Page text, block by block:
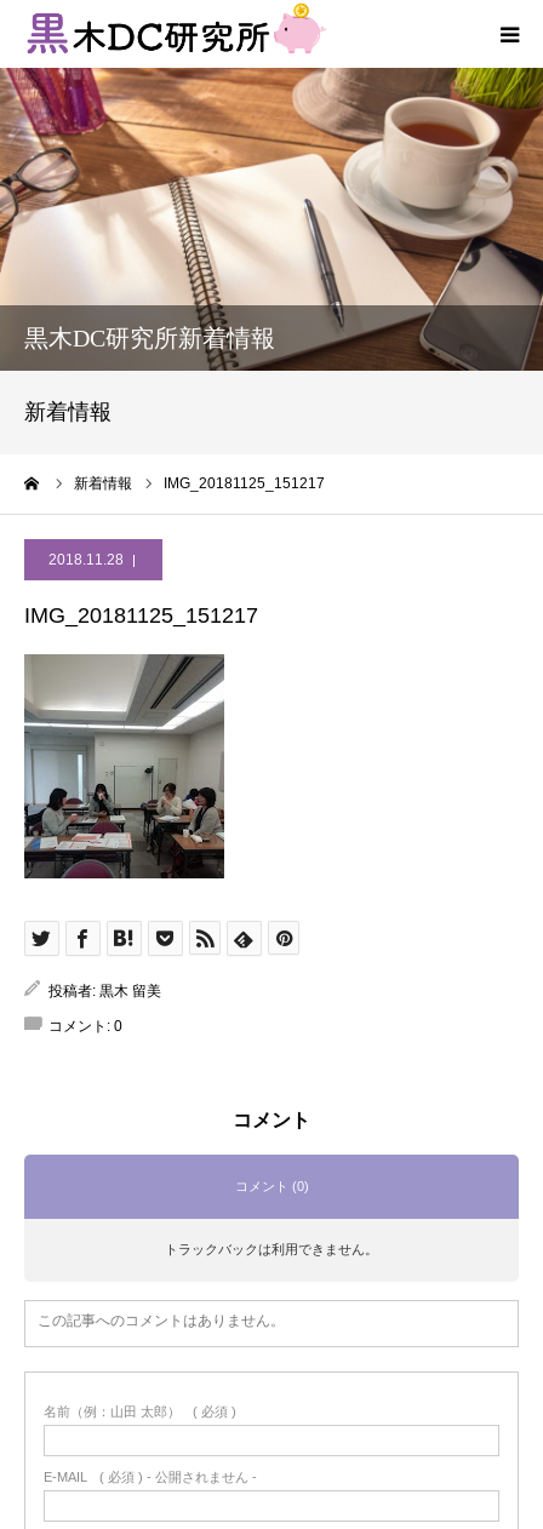
黒木DC研究所新着情報
新着情報
新着情報 IMG_20181125_151217
2018.11.28
IMG_20181125_151217
投稿者: 黒木 留美
コメント: 0
コメント
コメント (0)
トラックバックは利用できません。
この記事へのコメントはありません。
名前（例：山田 太郎） ( 必須 )
E-MAIL ( 必須 ) - 公開されません -
法人向けサービス
個人向けサービス
新着情報
お問い合わせ